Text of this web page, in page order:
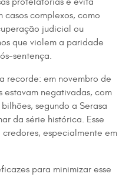
casos complexos, como
judicial ou
que violem a paridade
sentença.
recorde: em novembro de
estavam negativadas, com
segundo a Serasa
da série histórica. Esse
especialmente em
para minimizar esse